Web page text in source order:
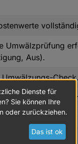
Umwälzprüfung
Aus).
Check.
Dienste für
Sie können Ihre
oder zurückziehen.
Das ist ok